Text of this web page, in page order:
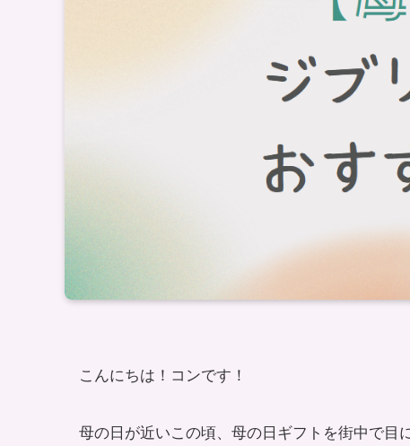
こんにちは！コンです！
母の日が近いこの頃、母の日ギフトを街中で目